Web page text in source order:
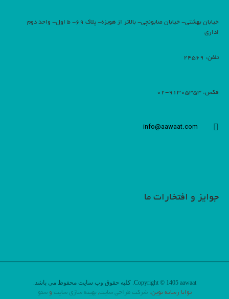
خیابان بهشتی- خیابان صابونچی- بالاتر از هویزه- پلاک 69- ط اول- واحد دوم
اداری
تلفن: 24569
فکس: 91305353-02
info@aawaat.com
جوایز و افتخارات ما
Copyright © 1405 aawaat. کلیه حقوق وب سایت محفوظ می باشد.
توانا رسانه نوین:شرکت طراحی سایت, بهینه سازی سایت وسئو